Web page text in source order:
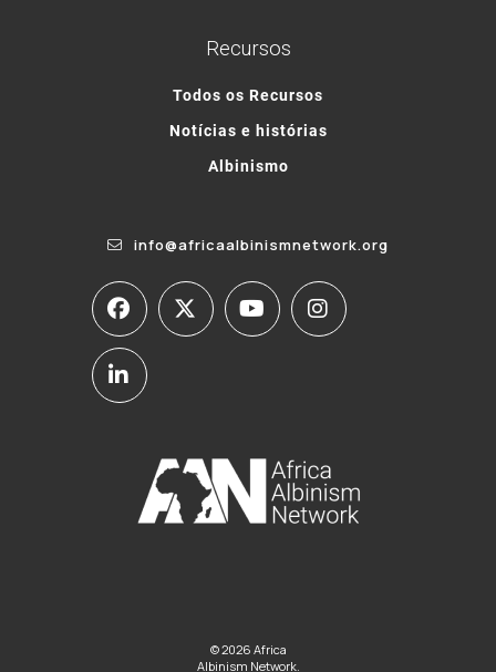
Recursos
Todos os Recursos
Notícias e histórias
Albinismo
info@africaalbinismnetwork.org
© 2026 Africa
Albinism Network.